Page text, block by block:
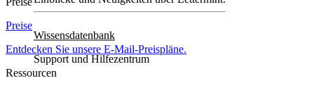
Wissensdatenbank
Support und Hilfezentrum
Preise
Entdecken Sie unsere E-Mail-Preispläne.
Ressourcen